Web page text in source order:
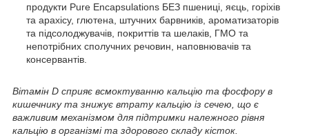
продукти Pure Encapsulations БЕЗ пшениці, яєць, горіхів
та арахісу, глютена, штучних барвників, ароматизаторів
та підсолоджувачів, покриттів та шелаків, ГМО та
непотрібних сполучних речовин, наповнювачів та
консервантів.
Вітамін D сприяє всмоктуванню кальцію та фосфору в
кишечнику та знижує втрату кальцію із сечею, що є
важливим механізмом для підтримки належного рівня
кальцію в організмі та здорового складу кісток.